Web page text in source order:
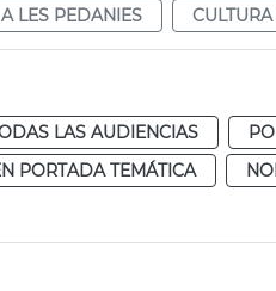
LES PEDANIES
LAS AUDIENCIAS
PORTADA TEMÁTICA